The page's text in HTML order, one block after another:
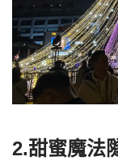
2.甜蜜魔法